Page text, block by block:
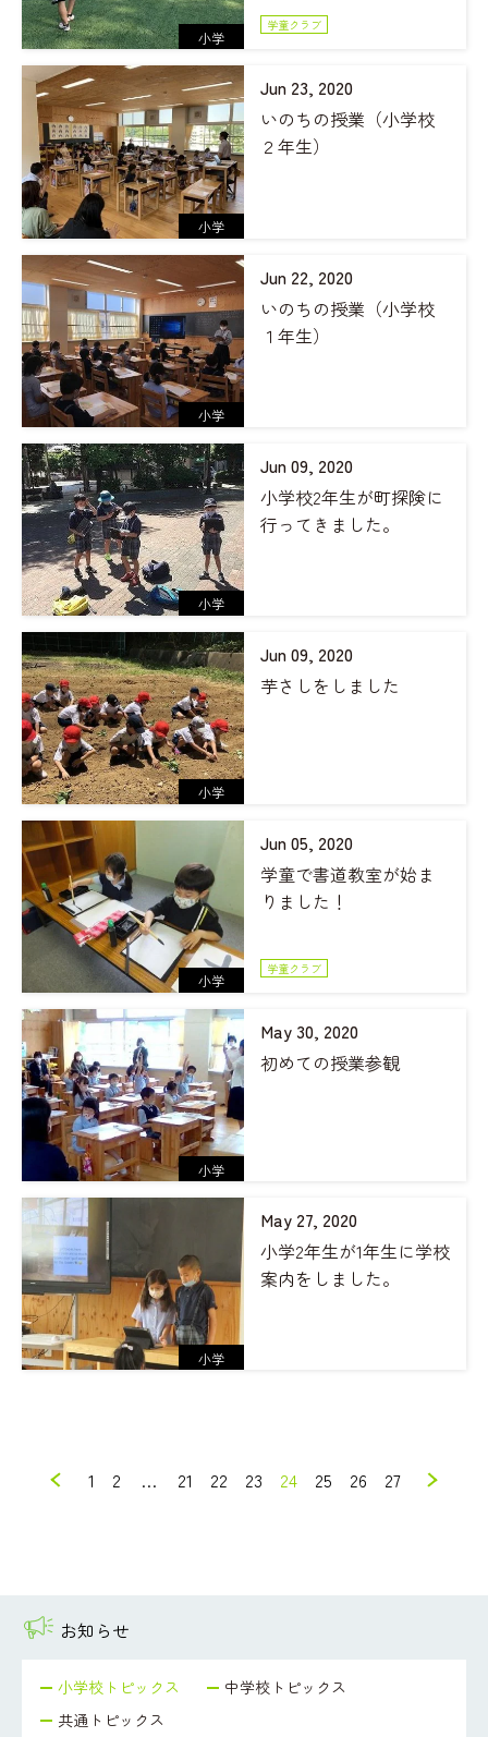
小学
学童クラブ
小学
Jun 23, 2020
いのちの授業（小学校
２年生）
小学
Jun 22, 2020
いのちの授業（小学校
１年生）
小学
Jun 09, 2020
小学校2年生が町探険に
行ってきました。
小学
Jun 09, 2020
芋さしをしました
小学
Jun 05, 2020
学童で書道教室が始ま
りました！
学童クラブ
小学
May 30, 2020
初めての授業参観
小学
May 27, 2020
小学2年生が1年生に学校
案内をしました。
1 2 … 21 22 23 24 25 26 27
お知らせ
小学校トピックス
中学校トピックス
共通トピックス